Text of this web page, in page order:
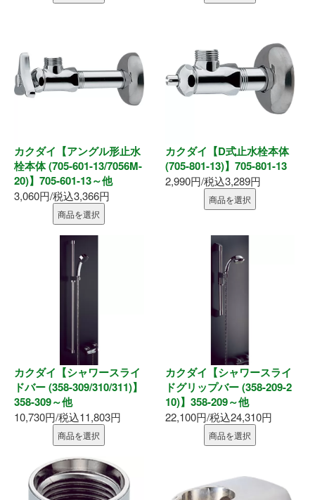
お支払い方法
カクダイ【アングル形止水
栓本体 (705-601-13/7056M-
20)】705-601-13～他
3,060円/税込3,366円
商品を選択
カクダイ【D式止水栓本体
(705-801-13)】705-801-13
2,990円/税込3,289円
商品を選択
カクダイ【シャワースライ
ドバー (358-309/310/311)】
358-309～他
10,730円/税込11,803円
商品を選択
カクダイ【シャワースライ
ドグリップバー (358-209-2
10)】358-209～他
22,100円/税込24,310円
商品を選択